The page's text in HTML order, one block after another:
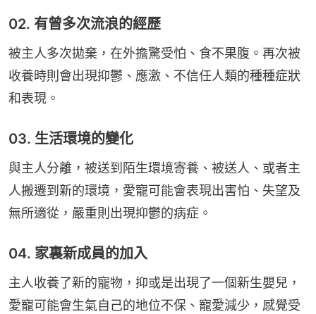
02. 有曾多次流浪的經歷
被主人多次拋棄，在外擔驚受怕、食不果腹。再次被
收養時則會出現抑鬱、應激、不信任人類的種種症狀
和表現。
03. 生活環境的變化
與主人分離，被送到陌生環境寄養、被送人、或者主
人搬遷到新的環境，愛寵可能會表現出害怕、失望及
無所適從，嚴重則出現抑鬱的病症。
04. 家裏新成員的加入
主人收養了新的寵物，抑或是出現了一個新生嬰兒，
愛寵可能會生氣自己的地位不保、寵愛減少，感覺受